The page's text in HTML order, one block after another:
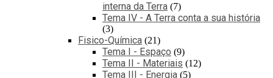
interna da Terra 7
Tema IV - A Terra conta a sua história
3
Fisico-Química 21
Tema I - Espaço 9
Tema II - Materiais 12
Tema III - Energia 5